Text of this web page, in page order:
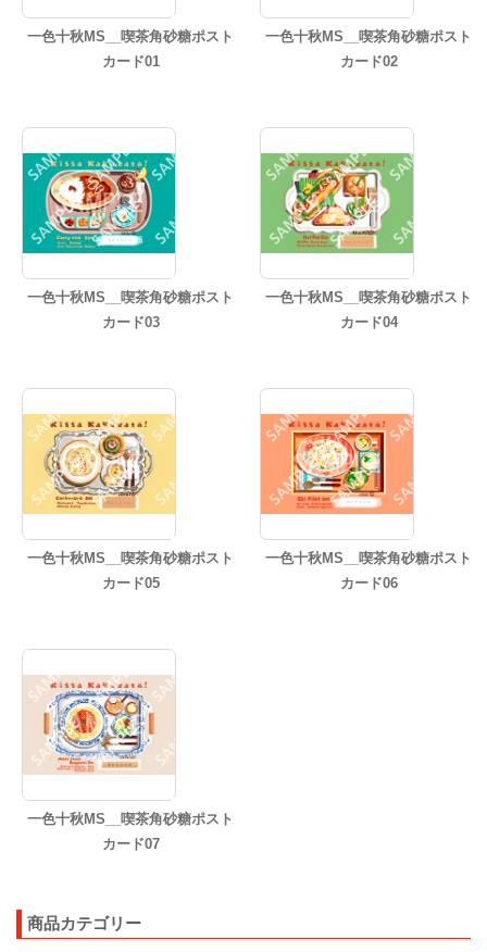
一色十秋MS__喫茶角砂糖ポスト
カード01
一色十秋MS__喫茶角砂糖ポスト
カード02
一色十秋MS__喫茶角砂糖ポスト
カード03
一色十秋MS__喫茶角砂糖ポスト
カード04
一色十秋MS__喫茶角砂糖ポスト
カード05
一色十秋MS__喫茶角砂糖ポスト
カード06
一色十秋MS__喫茶角砂糖ポスト
カード07
商品カテゴリー